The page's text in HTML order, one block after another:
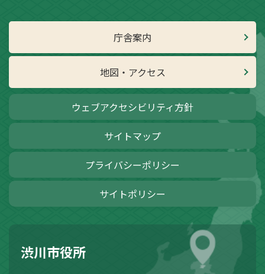
庁舎案内
地図・アクセス
ウェブアクセシビリティ方針
サイトマップ
プライバシーポリシー
サイトポリシー
渋川市役所